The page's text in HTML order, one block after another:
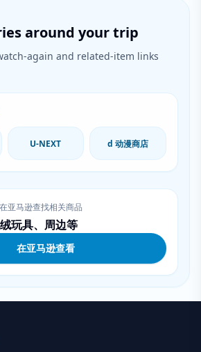
around your trip
again and related-item links
U-NEXT d 动漫商店
在亚马逊查找相关商品
玩具、周边等
在亚马逊查看